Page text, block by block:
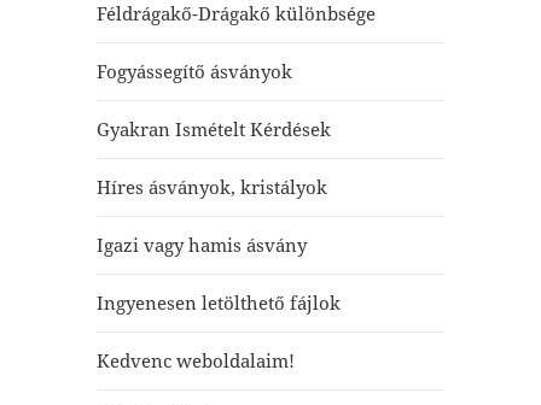
Féldrágakő-Drágakő különbsége
Fogyássegítő ásványok
Gyakran Ismételt Kérdések
Híres ásványok, kristályok
Igazi vagy hamis ásvány
Ingyenesen letölthető fájlok
Kedvenc weboldalaim!